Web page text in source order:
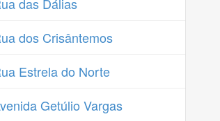
dos Crisântemos
Estrela do Norte
Getúlio Vargas